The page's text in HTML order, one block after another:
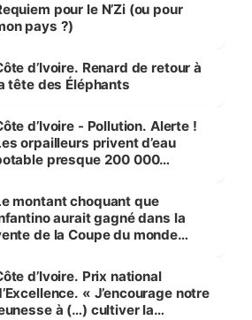
pour le N’Zi (ou pour
pays ?)
d’Ivoire. Renard de retour à
tête des Éléphants
d’Ivoire - Pollution. Alerte !
orpailleurs privent d’eau
presque 200 000
montant choquant que
aurait gagné dans la
de la Coupe du monde
d’Ivoire. Prix national
« J’encourage notre
à (…) cultiver la